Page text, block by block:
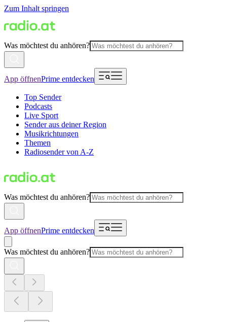
Zum Inhalt springen
Was möchtest du anhören?
App öffnenPrime entdecken
Top Sender
Podcasts
Live Sport
Sender aus deiner Region
Musikrichtungen
Themen
Radiosender von A-Z
Was möchtest du anhören?
App öffnenPrime entdecken
Was möchtest du anhören?